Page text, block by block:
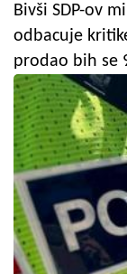
Bivši SDP-ov
odbacuje
prodao bih se